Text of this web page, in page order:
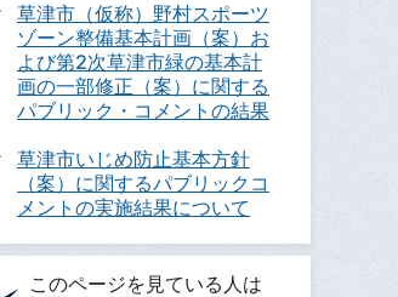
草津市（仮称）野村スポーツ
ゾーン整備基本計画（案）お
よび第2次草津市緑の基本計
画の一部修正（案）に関する
パブリック・コメントの結果
草津市いじめ防止基本方針
（案）に関するパブリックコ
メントの実施結果について
このページを見ている人は